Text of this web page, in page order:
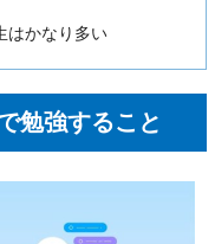
はかなり多い
勉強すること